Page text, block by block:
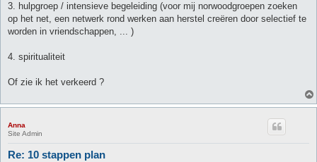
3. hulpgroep / intensieve begeleiding (voor mij norwoodgroepen zoeken
op het net, een netwerk rond werken aan herstel creëren door selectief te
worden in vriendschappen, ... )
4. spiritualiteit
Of zie ik het verkeerd ?
Anna
Site Admin
Re: 10 stappen plan